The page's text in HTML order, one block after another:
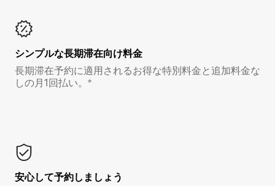
シンプルな長期滞在向け料金
長期滞在予約に適用されるお得な特別料金と追加料金な
しの月1回払い。*
安心して予約しましょう